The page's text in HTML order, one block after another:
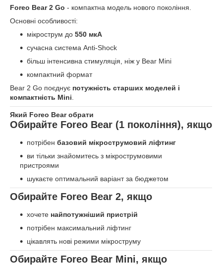
Foreo Bear 2 Go - компактна модель нового покоління.
Основні особливості:
мікрострум до 550 мкА
сучасна система Anti-Shock
більш інтенсивна стимуляція, ніж у Bear Mini
компактний формат
Bear 2 Go поєднує потужність старших моделей і
компактність Mini.
Який Foreo Bear обрати
Обирайте Foreo Bear (1 покоління), якщо
потрібен базовий мікрострумовий ліфтинг
ви тільки знайомитесь з мікрострумовими
пристроями
шукаєте оптимальний варіант за бюджетом
Обирайте Foreo Bear 2, якщо
хочете найпотужніший пристрій
потрібен максимальний ліфтинг
цікавлять нові режими мікроструму
Обирайте Foreo Bear Mini, якщо